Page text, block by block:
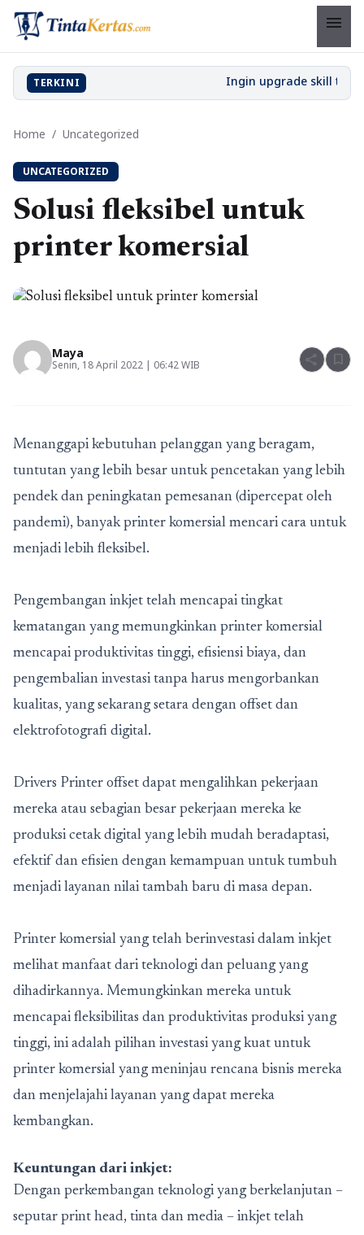
menu
TERKINI
Home / Uncategorized
UNCATEGORIZED
Solusi fleksibel untuk
printer komersial
Maya
Senin, 18 April 2022 | 06:42 WIB share bookmark
Menanggapi kebutuhan pelanggan yang beragam,
tuntutan yang lebih besar untuk pencetakan yang lebih
pendek dan peningkatan pemesanan (dipercepat oleh
pandemi), banyak printer komersial mencari cara untuk
menjadi lebih fleksibel.
Pengembangan inkjet telah mencapai tingkat
kematangan yang memungkinkan printer komersial
mencapai produktivitas tinggi, efisiensi biaya, dan
pengembalian investasi tanpa harus mengorbankan
kualitas, yang sekarang setara dengan offset dan
elektrofotografi digital.
Drivers Printer offset dapat mengalihkan pekerjaan
mereka atau sebagian besar pekerjaan mereka ke
produksi cetak digital yang lebih mudah beradaptasi,
efektif dan efisien dengan kemampuan untuk tumbuh
menjadi layanan nilai tambah baru di masa depan.
Printer komersial yang telah berinvestasi dalam inkjet
melihat manfaat dari teknologi dan peluang yang
dihadirkannya. Memungkinkan mereka untuk
mencapai fleksibilitas dan produktivitas produksi yang
tinggi, ini adalah pilihan investasi yang kuat untuk
printer komersial yang meninjau rencana bisnis mereka
dan menjelajahi layanan yang dapat mereka
kembangkan.
Keuntungan dari inkjet:
Dengan perkembangan teknologi yang berkelanjutan –
seputar print head, tinta dan media – inkjet telah